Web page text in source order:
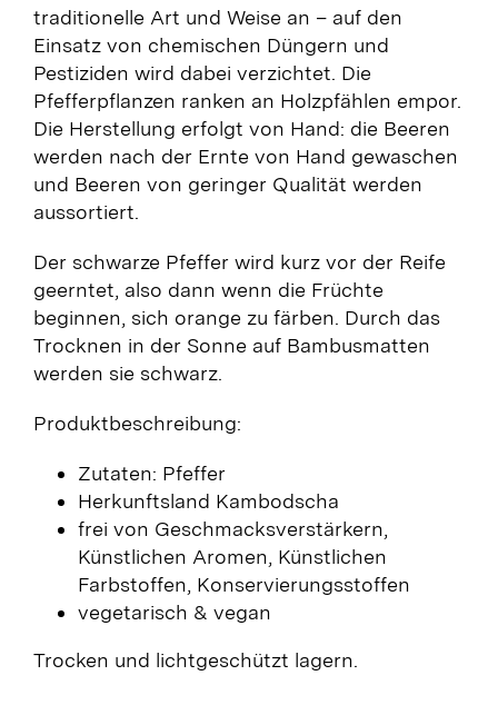
traditionelle Art und Weise an – auf den
Einsatz von chemischen Düngern und
Pestiziden wird dabei verzichtet. Die
Pfefferpflanzen ranken an Holzpfählen empor.
Die Herstellung erfolgt von Hand: die Beeren
werden nach der Ernte von Hand gewaschen
und Beeren von geringer Qualität werden
aussortiert.
Der schwarze Pfeffer wird kurz vor der Reife
geerntet, also dann wenn die Früchte
beginnen, sich orange zu färben. Durch das
Trocknen in der Sonne auf Bambusmatten
werden sie schwarz.
Produktbeschreibung:
Zutaten: Pfeffer
Herkunftsland Kambodscha
frei von Geschmacksverstärkern,
Künstlichen Aromen, Künstlichen
Farbstoffen, Konservierungsstoffen
vegetarisch & vegan
Trocken und lichtgeschützt lagern.